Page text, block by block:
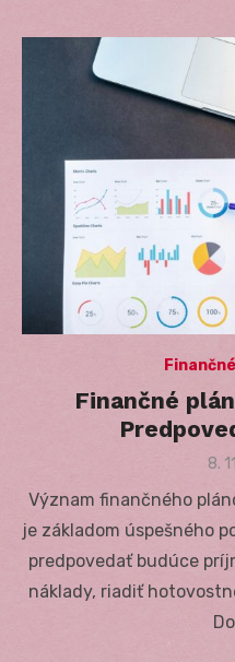
Finančné
8.
Význam finančného
je základom úspešného
predpovedať budúce
náklady, riadiť